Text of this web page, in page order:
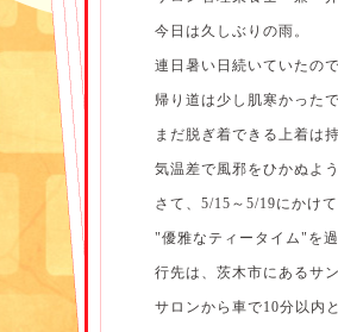
今日は久しぶりの雨。
連日暑い日続いていたの
帰り道は少し肌寒かったで
まだ脱ぎ着できる上着は
気温差で風邪をひかぬよ
さて、5/15～5/19にかけて
"優雅なティータイム"を
行先は、茨木市にあるサ
サロンから車で10分以内